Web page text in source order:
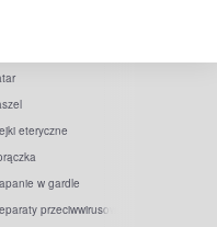
eteryczne
w gardle
przeciwwirusowe